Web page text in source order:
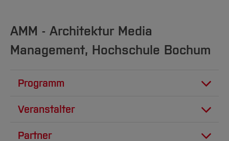
AMM - Architektur Media
Management, Hochschule Bochum
Programm
Programm
13:00 Check in
Veranstalter
AMM - Architektur Media
Partner